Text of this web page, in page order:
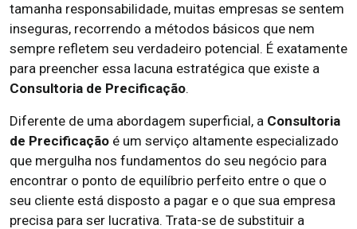
tamanha responsabilidade, muitas empresas se sentem
inseguras, recorrendo a métodos básicos que nem
sempre refletem seu verdadeiro potencial. É exatamente
para preencher essa lacuna estratégica que existe a
Consultoria de Precificação.
Diferente de uma abordagem superficial, a Consultoria
de Precificação é um serviço altamente especializado
que mergulha nos fundamentos do seu negócio para
encontrar o ponto de equilíbrio perfeito entre o que o
seu cliente está disposto a pagar e o que sua empresa
precisa para ser lucrativa. Trata-se de substituir a